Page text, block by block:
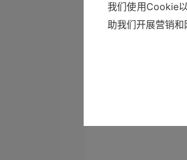
我们使用Cookie
助我们开展营销和